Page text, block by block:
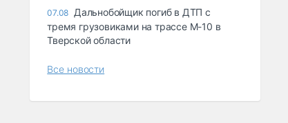
07.08 Дальнобойщик погиб в ДТП с
тремя грузовиками на трассе М-10 в
Тверской области
Все новости